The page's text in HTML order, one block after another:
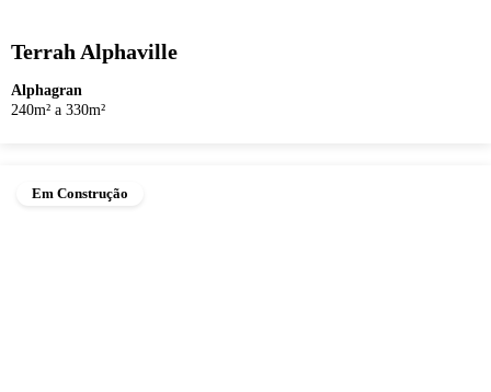
Terrah Alphaville
Alphagran
240m² a 330m²
Em Construção